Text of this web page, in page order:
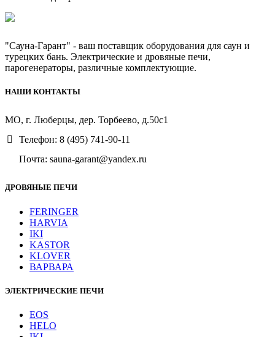
"Сауна-Гарант" - ваш поставщик оборудования для саун и
турецких бань. Электрические и дровяные печи,
парогенераторы, различные комплектующие.
НАШИ КОНТАКТЫ
МО, г. Люберцы, дер. Торбеево, д.50с1
Телефон: 8 (495) 741-90-11
Почта: sauna-garant@yandex.ru
ДРОВЯНЫЕ ПЕЧИ
FERINGER
HARVIA
IKI
KASTOR
KLOVER
ВАРВАРА
ЭЛЕКТРИЧЕСКИЕ ПЕЧИ
EOS
HELO